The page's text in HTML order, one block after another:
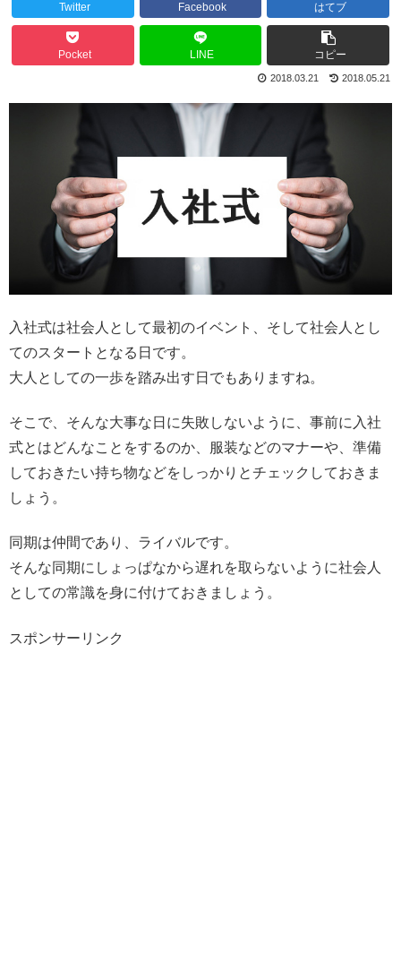
Twitter Facebook はてブ
Pocket LINE コピー
2018.05.21
2018.03.21
入社式は社会人として最初のイベント、そして社会人とし
てのスタートとなる日です。
大人としての一歩を踏み出す日でもありますね。
そこで、そんな大事な日に失敗しないように、事前に入社
式とはどんなことをするのか、服装などのマナーや、準備
しておきたい持ち物などをしっかりとチェックしておきま
しょう。
同期は仲間であり、ライバルです。
そんな同期にしょっぱなから遅れを取らないように社会人
としての常識を身に付けておきましょう。
スポンサーリンク